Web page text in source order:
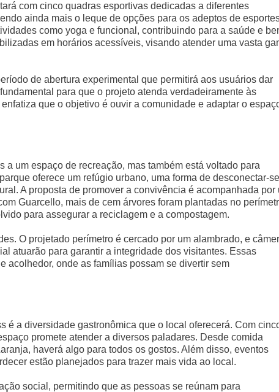
com cinco quadras esportivas dedicadas a diferentes
ainda mais o leque de opções para os adeptos de
como yoga e funcional, contribuindo para a saúde e
em horários acessíveis, visando atender uma vasta
de abertura experimental que permitirá aos usuários dar
para que o projeto atenda verdadeiramente às
que o objetivo é ouvir a comunidade e adaptar o
a um espaço de recreação, mas também está voltado para
oferece um refúgio urbano, uma forma de desconectar-se
A proposta de promover a convivência é acompanhada por
Guarcello, mais de cem árvores foram plantadas no
para assegurar a reciclagem e a compostagem.
O projetado perímetro é cercado por um alambrado, e
atuarão para garantir a integridade dos visitantes. Essas
acolhedor, onde as famílias possam se divertir sem
é a diversidade gastronômica que o local oferecerá. Com
promete atender a diversos paladares. Desde comida
haverá algo para todos os gostos. Além disso, eventos
estão planejados para trazer mais vida ao local.
social, permitindo que as pessoas se reúnam para